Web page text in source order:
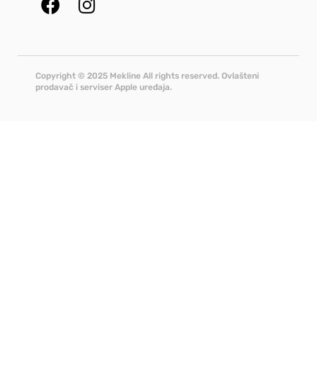
Copyright © 2025 Mekline All rights reserved. Ovlašteni
prodavač i serviser Apple uređaja.